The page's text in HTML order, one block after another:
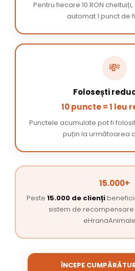
Pentru fiecare 10 RON
automat 1 punct de
💸
Folosești
10 puncte = 1 leu
Punctele acumulate pot fi
puțin la următoarea
15.000+
Peste 15.000 de clienți
sistem de
ÎNCEPE